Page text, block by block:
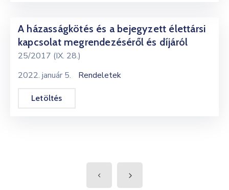
A házasságkötés és a bejegyzett élettársi
kapcsolat megrendezéséről és díjáról
25/2017 (IX. 28.)
2022. január 5.
Rendeletek
Letöltés